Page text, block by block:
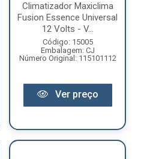
Climatizador Maxiclima
Fusion Essence Universal
12 Volts - V...
Código: 15005
Embalagem: CJ
Número Original: 115101112
Ver preço